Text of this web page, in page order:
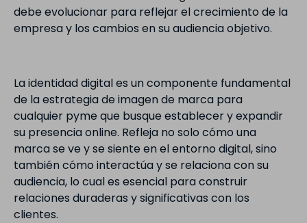
debe evolucionar para reflejar el crecimiento de la
empresa y los cambios en su audiencia objetivo.
La identidad digital es un componente fundamental
de la estrategia de imagen de marca para
cualquier pyme que busque establecer y expandir
su presencia online. Refleja no solo cómo una
marca se ve y se siente en el entorno digital, sino
también cómo interactúa y se relaciona con su
audiencia, lo cual es esencial para construir
relaciones duraderas y significativas con los
clientes.